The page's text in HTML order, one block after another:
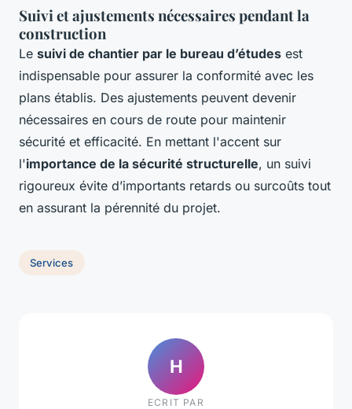
Suivi et ajustements nécessaires pendant la
construction
Le suivi de chantier par le bureau d’études est
indispensable pour assurer la conformité avec les
plans établis. Des ajustements peuvent devenir
nécessaires en cours de route pour maintenir
sécurité et efficacité. En mettant l'accent sur
l'importance de la sécurité structurelle, un suivi
rigoureux évite d’importants retards ou surcoûts tout
en assurant la pérennité du projet.
Services
H
ECRIT PAR